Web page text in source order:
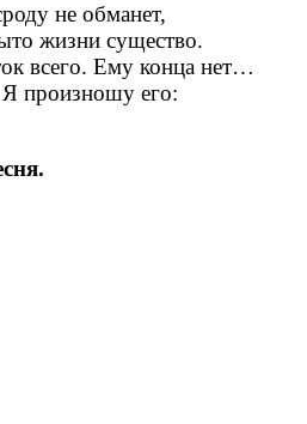
не обманет,
существо.
Ему конца нет…
его: